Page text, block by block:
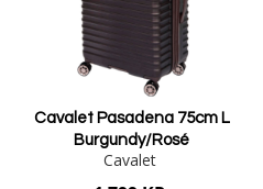
Cavalet Pasadena 75cm L
Burgundy/Rosé
Cavalet